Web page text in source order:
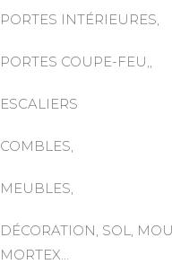
PORTES INTÉRIEURES,
PORTES COUPE-FEU,,
ESCALIERS
COMBLES,
MEUBLES,
DÉCORATION, SOL,
MORTEX…